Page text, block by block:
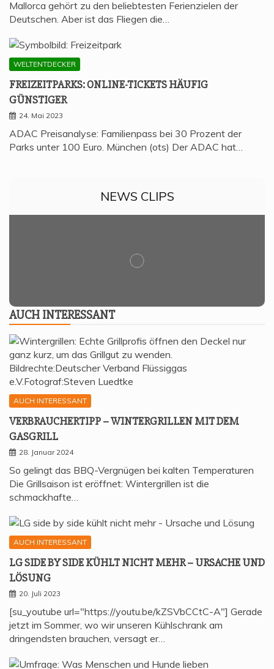
Mallorca gehört zu den beliebtesten Ferienzielen der
Deutschen. Aber ist das Fliegen die…
WELTENTDECKER
FREI­ZEIT­PARKS: ONLINE-TICKETS HÄU­FIG
GÜNSTIGER
24. Mai 2023
ADAC Preisanalyse: Familienpass bei 30 Prozent der
Parks unter 100 Euro. München (ots) Der ADAC hat…
NEWS CLIPS
AUCH INTER­ES­SANT
AUCH INTERESSANT
VER­BRAU­CHER­TIPP – WIN­TER­GRIL­LEN MIT DEM
GASGRILL
28. Januar 2024
So gelingt das BBQ-Vergnügen bei kalten Temperaturen
Die Grillsaison ist eröffnet: Wintergrillen ist die
schmackhafte…
AUCH INTERESSANT
LG SIDE BY SIDE KÜHLT NICHT MEHR – URSA­CHE UND
LÖSUNG
20. Juli 2023
[su_youtube url="https://youtu.be/kZSVbCCtC-A"] Gerade
jetzt im Sommer, wo wir unseren Kühlschrank am
dringendsten brauchen, versagt er…